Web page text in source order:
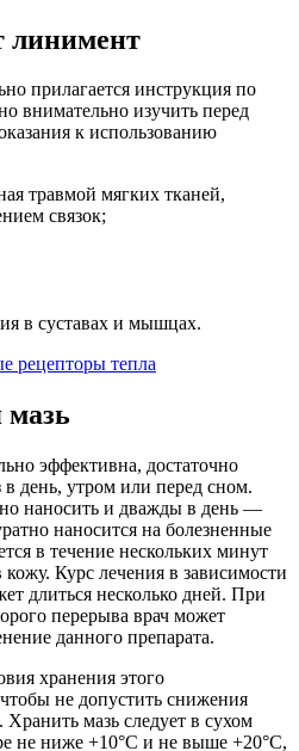
линимент
прилагается инструкция по
внимательно изучить перед
к использованию
травмой мягких тканей,
связок;
в суставах и мышцах.
мазь
эффективна, достаточно
в день, утром или перед сном.
наносить и дважды в день —
наносится на болезненные
в течение нескольких минут
Курс лечения в зависимости
длиться несколько дней. При
перерыва врач может
данного препарата.
хранения этого
не допустить снижения
Хранить мазь следует в сухом
не ниже +10°С и не выше +20°С,